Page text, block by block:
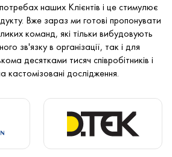
наших Клієнтів і це стимулює
Вже зараз ми готові пропонувати
команд, які тільки вибудовують
зв'язку в організації, так і для
десятками тисяч співробітників і
кастомізовані дослідження.